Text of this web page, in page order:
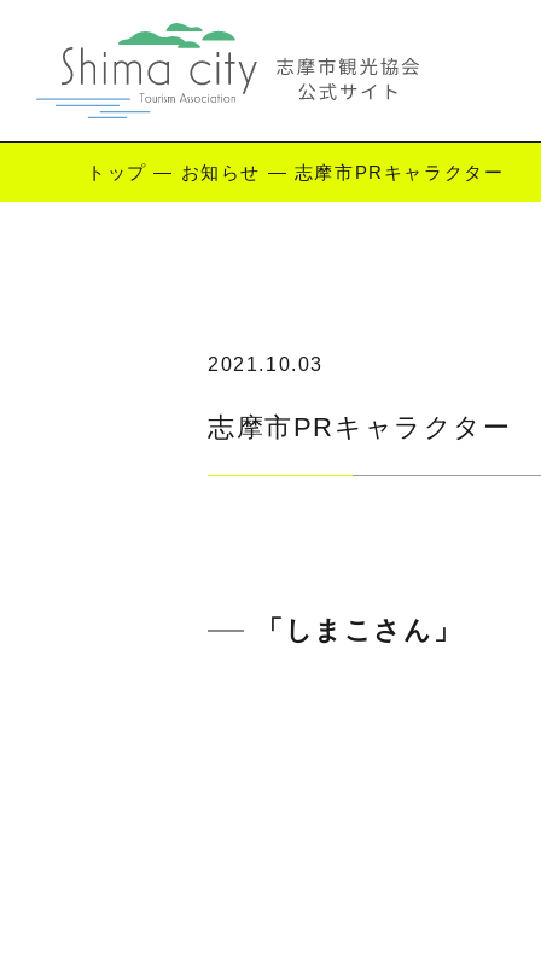
Enjoy Shima
トップ — お知らせ — 志摩市PRキャラクター
2021.10.03
志摩市PRキャラクター
「しまこさん」